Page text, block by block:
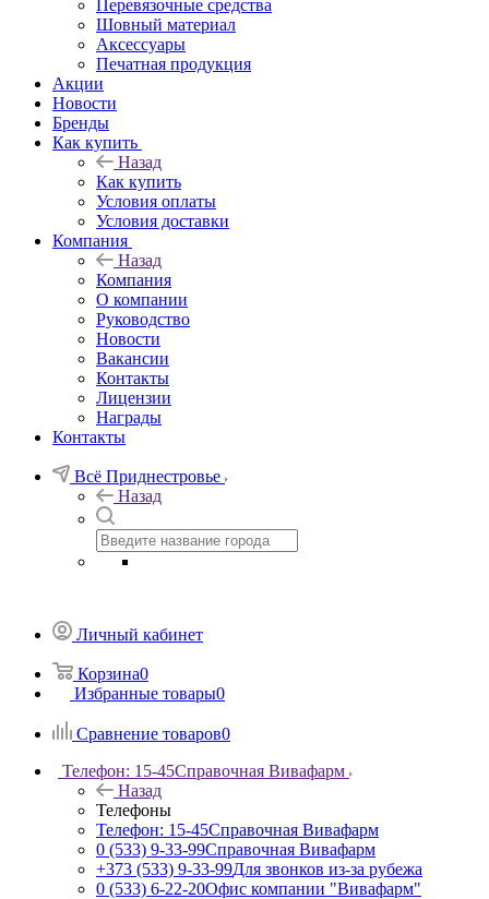
Перевязочные средства
Шовный материал
Аксессуары
Печатная продукция
Акции
Новости
Бренды
Как купить
Назад
Как купить
Условия оплаты
Условия доставки
Компания
Назад
Компания
О компании
Руководство
Новости
Вакансии
Контакты
Лицензии
Награды
Контакты
Всё Приднестровье
Назад
Личный кабинет
Корзина0
Избранные товары0
Сравнение товаров0
Телефон: 15-45Справочная Вивафарм
Назад
Телефоны
Телефон: 15-45Справочная Вивафарм
0 (533) 9-33-99Справочная Вивафарм
+373 (533) 9-33-99Для звонков из-за рубежа
0 (533) 6-22-20Офис компании "Вивафарм"